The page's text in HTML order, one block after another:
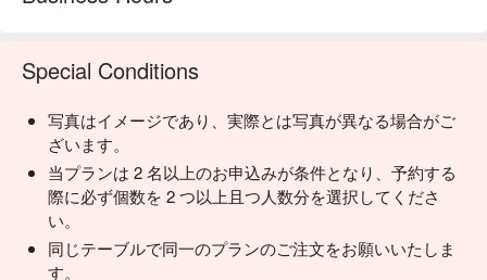
Special Conditions
写真はイメージであり、実際とは写真が異なる場合がご
ざいます。
当プランは 2 名以上のお申込みが条件となり、予約する
際に必ず個数を 2 つ以上且つ人数分を選択してくださ
い。
同じテーブルで同一のプランのご注文をお願いいたしま
す。